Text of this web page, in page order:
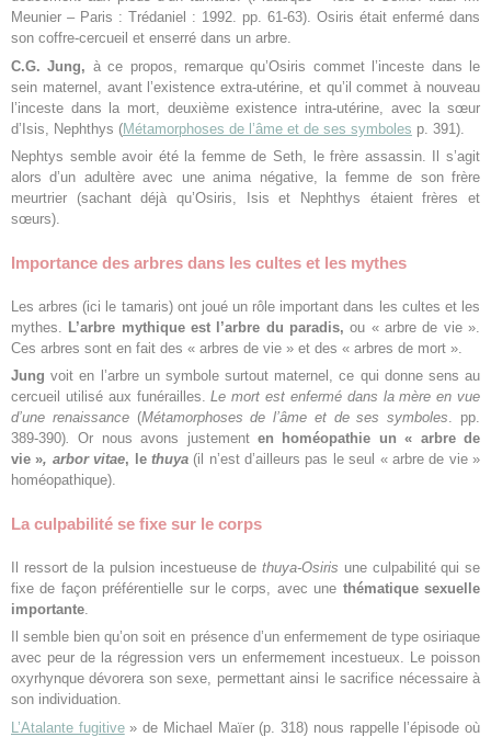
Meunier – Paris : Trédaniel : 1992. pp. 61-63). Osiris était enfermé dans
son coffre-cercueil et enserré dans un arbre.
C.G. Jung, à ce propos, remarque qu’Osiris commet l’inceste dans le
sein maternel, avant l’existence extra-utérine, et qu’il commet à nouveau
l’inceste dans la mort, deuxième existence intra-utérine, avec la sœur
d’Isis, Nephthys (Métamorphoses de l’âme et de ses symboles p. 391).
Nephtys semble avoir été la femme de Seth, le frère assassin. Il s’agit
alors d’un adultère avec une anima négative, la femme de son frère
meurtrier (sachant déjà qu’Osiris, Isis et Nephthys étaient frères et
sœurs).
Importance des arbres dans les cultes et les mythes
Les arbres (ici le tamaris) ont joué un rôle important dans les cultes et les
mythes. L’arbre mythique est l’arbre du paradis, ou « arbre de vie ».
Ces arbres sont en fait des « arbres de vie » et des « arbres de mort ».
Jung voit en l’arbre un symbole surtout maternel, ce qui donne sens au
cercueil utilisé aux funérailles.Le mort est enfermé dans la mère en vue
d’une renaissance(Métamorphoses de l’âme et de ses symboles. pp.
389-390).Or nous avons justementen homéopathie un « arbre de
vie », arbor vitae, lethuya (il n’est d’ailleurs pas le seul « arbre de vie »
homéopathique).
La culpabilité se fixe sur le corps
Il ressort de la pulsion incestueuse dethuya-Osiris une culpabilité qui se
fixe de façon préférentielle sur le corps, avec une thématique sexuelle
importante
Il semble bien qu’on soit en présence d’un enfermement de type osiriaque
avec peur de la régression vers un enfermement incestueux. Le poisson
oxyrhynque dévorera son sexe, permettant ainsi le sacrifice nécessaire à
son individuation.
L’Atalante fugitive» de Michael Maïer (p. 318) nous rappelle l’épisode où